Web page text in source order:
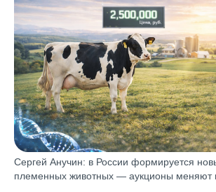
Сергей Анучин: в России формируется
племенных животных — аукционы меняют